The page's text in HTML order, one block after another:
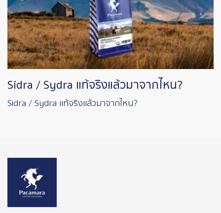
Sidra / Sydra แท้จริงแล้วมาจากไหน?
Sidra / Sydra แท้จริงแล้วมาจากไหน?